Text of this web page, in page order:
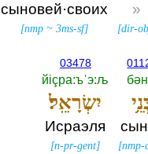
»
[dir-
сыновей·своих
[nmp ~3ms-sf]
[nmp-
03478
йiçра:ъˈэ:љ
יִשְׂרָאֵֽל׃
Исраэля
[n-pr-gent]